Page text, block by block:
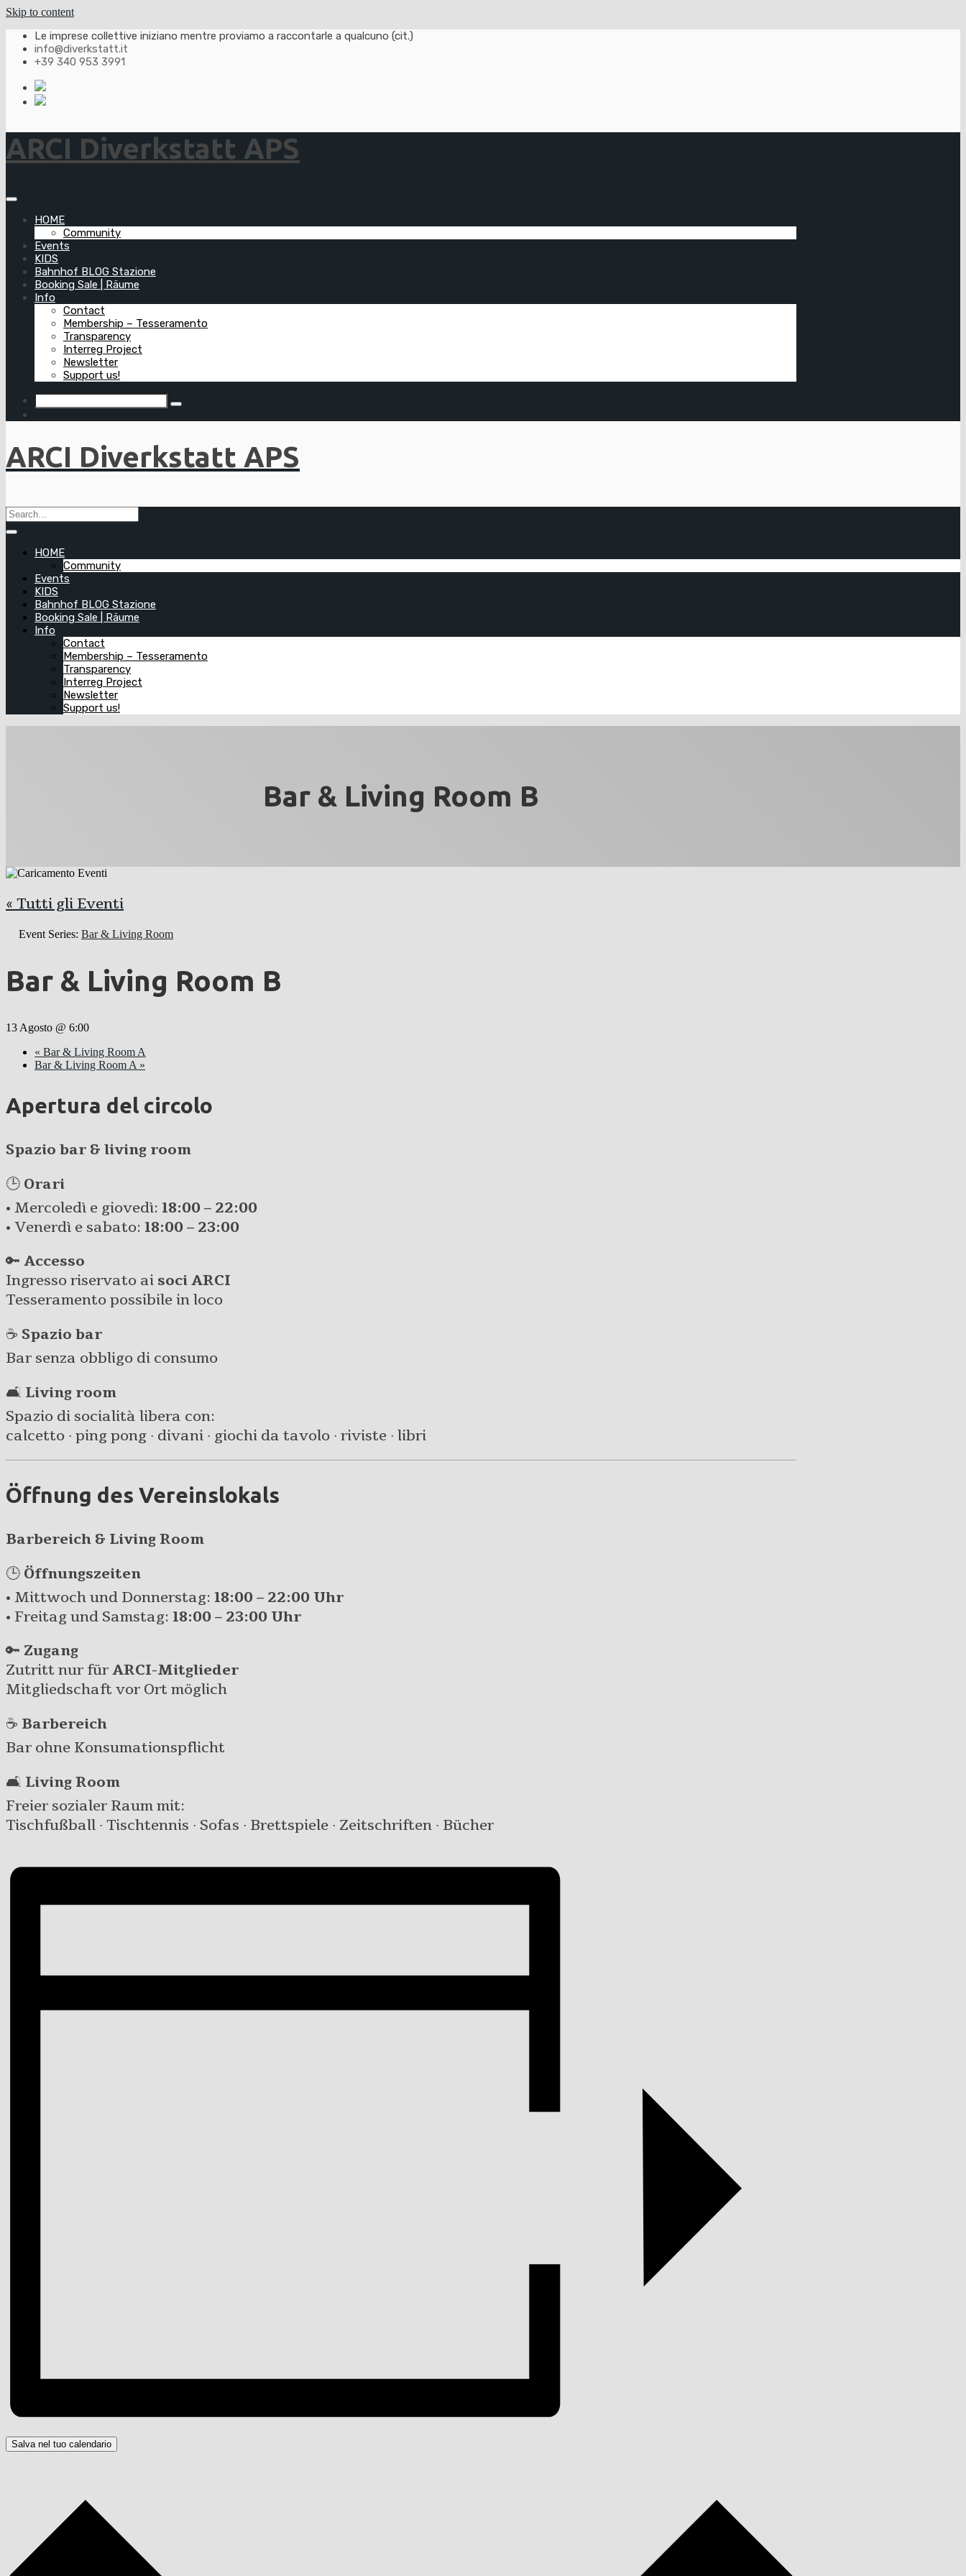
Skip to content
Le imprese collettive iniziano mentre proviamo a raccontarle a qualcuno (cit.)
info@diverkstatt.it
+39 340 953 3991
ARCI Diverkstatt APS
HOME
Community
Events
KIDS
Bahnhof BLOG Stazione
Booking Sale | Räume
Info
Contact
Membership – Tesseramento
Transparency
Interreg Project
Newsletter
Support us!
ARCI Diverkstatt APS
HOME
Community
Events
KIDS
Bahnhof BLOG Stazione
Booking Sale | Räume
Info
Contact
Membership – Tesseramento
Transparency
Interreg Project
Newsletter
Support us!
Bar & Living Room B
« Tutti gli Eventi
Event Series: Bar & Living Room
Bar & Living Room B
13 Agosto @ 6:00
« Bar & Living Room A
Bar & Living Room A »
Apertura del circolo
Spazio bar & living room
🕒 Orari
• Mercoledì e giovedì: 18:00 – 22:00
• Venerdì e sabato: 18:00 – 23:00
🔑 Accesso
Ingresso riservato ai soci ARCI
Tesseramento possibile in loco
☕ Spazio bar
Bar senza obbligo di consumo
🛋️ Living room
Spazio di socialità libera con:
calcetto · ping pong · divani · giochi da tavolo · riviste · libri
Öffnung des Vereinslokals
Barbereich & Living Room
🕒 Öffnungszeiten
• Mittwoch und Donnerstag: 18:00 – 22:00 Uhr
• Freitag und Samstag: 18:00 – 23:00 Uhr
🔑 Zugang
Zutritt nur fürARCI-Mitglieder
Mitgliedschaft vor Ort möglich
☕ Barbereich
Bar ohne Konsumationspflicht
🛋️ Living Room
Freier sozialer Raum mit:
Tischfußball · Tischtennis · Sofas · Brettspiele · Zeitschriften · Bücher
Salva nel tuo calendario